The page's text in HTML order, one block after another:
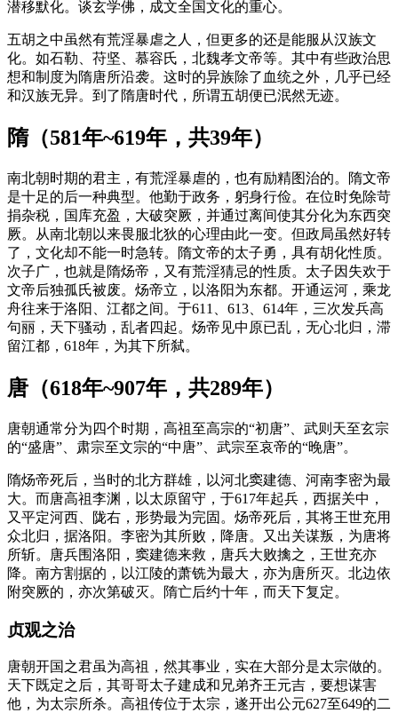
潜移默化。谈玄学佛，成文全国文化的重心。
五胡之中虽然有荒淫暴虐之人，但更多的还是能服从汉族文
化。如石勒、苻坚、慕容氏，北魏孝文帝等。其中有些政治思
想和制度为隋唐所沿袭。这时的异族除了血统之外，几乎已经
和汉族无异。到了隋唐时代，所谓五胡便已泯然无迹。
隋（581年~619年，共39年）
南北朝时期的君主，有荒淫暴虐的，也有励精图治的。隋文帝
是十足的后一种典型。他勤于政务，躬身行俭。在位时免除苛
捐杂税，国库充盈，大破突厥，并通过离间使其分化为东西突
厥。从南北朝以来畏服北狄的心理由此一变。但政局虽然好转
了，文化却不能一时急转。隋文帝的太子勇，具有胡化性质。
次子广，也就是隋炀帝，又有荒淫猜忌的性质。太子因失欢于
文帝后独孤氏被废。炀帝立，以洛阳为东都。开通运河，乘龙
舟往来于洛阳、江都之间。于611、613、614年，三次发兵高
句丽，天下骚动，乱者四起。炀帝见中原已乱，无心北归，滞
留江都，618年，为其下所弑。
唐（618年~907年，共289年）
唐朝通常分为四个时期，高祖至高宗的“初唐”、武则天至玄宗
的“盛唐”、肃宗至文宗的“中唐”、武宗至哀帝的“晚唐”。
隋炀帝死后，当时的北方群雄，以河北窦建德、河南李密为最
大。而唐高祖李渊，以太原留守，于617年起兵，西据关中，
又平定河西、陇右，形势最为完固。炀帝死后，其将王世充用
众北归，据洛阳。李密为其所败，降唐。又出关谋叛，为唐将
所斩。唐兵围洛阳，窦建德来救，唐兵大败擒之，王世充亦
降。南方割据的，以江陵的萧铣为最大，亦为唐所灭。北边依
附突厥的，亦次第破灭。隋亡后约十年，而天下复定。
贞观之治
唐朝开国之君虽为高祖，然其事业，实在大部分是太宗做的。
天下既定之后，其哥哥太子建成和兄弟齐王元吉，要想谋害
他，为太宗所杀。高祖传位于太宗，遂开出公元627至649的二